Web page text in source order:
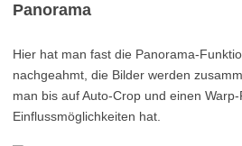
Panorama
Hier hat man fast die Panorama-
nachgeahmt, die Bilder werden
man bis auf Auto-Crop und einen Warp-
Einflussmöglichkeiten hat.